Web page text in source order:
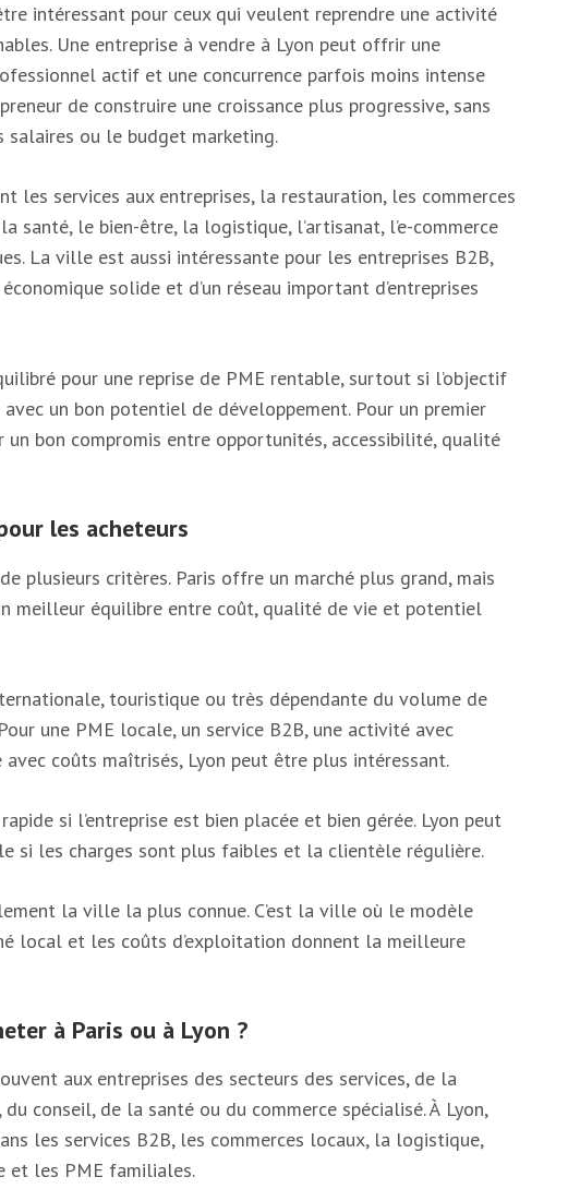
intéressant pour ceux qui veulent reprendre une activité
Une entreprise à vendre à Lyon peut offrir une
actif et une concurrence parfois moins intense
de construire une croissance plus progressive, sans
salaires ou le budget marketing.
les services aux entreprises, la restauration, les commerces
santé, le bien-être, la logistique, l’artisanat, l’e-commerce
La ville est aussi intéressante pour les entreprises B2B,
solide et d’un réseau important d’entreprises
pour une reprise de PME rentable, surtout si l’objectif
un bon potentiel de développement. Pour un premier
bon compromis entre opportunités, accessibilité, qualité
les acheteurs
plusieurs critères. Paris offre un marché plus grand, mais
meilleur équilibre entre coût, qualité de vie et potentiel
touristique ou très dépendante du volume de
une PME locale, un service B2B, une activité avec
coûts maîtrisés, Lyon peut être plus intéressant.
si l’entreprise est bien placée et bien gérée. Lyon peut
si les charges sont plus faibles et la clientèle régulière.
la ville la plus connue. C’est la ville où le modèle
local et les coûts d’exploitation donnent la meilleure
à Paris ou à Lyon ?
aux entreprises des secteurs des services, de la
conseil, de la santé ou du commerce spécialisé. À Lyon,
les services B2B, les commerces locaux, la logistique,
et les PME familiales.